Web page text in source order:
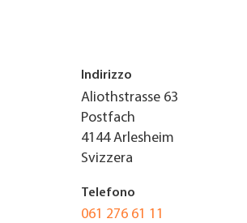
CARRIERA E LAVORO
TROVARE AZIENDA
Indirizzo
Aliothstrasse 63
Postfach
4144 Arlesheim
Svizzera
Telefono
061 276 61 11